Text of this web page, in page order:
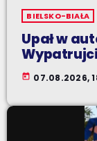
BIELSKO-BIAŁA
Upał w
today 07.08.2026,